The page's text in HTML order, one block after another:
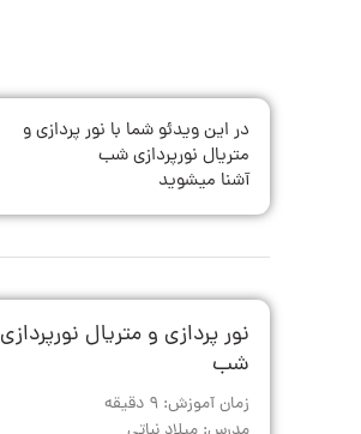
در این ویدئو شما با نور پردازی و
متریال نورپردازی شب
آشنا میشوید
نور پردازی و متریال نورپردازی
شب
زمان آموزش: 9 دقیقه